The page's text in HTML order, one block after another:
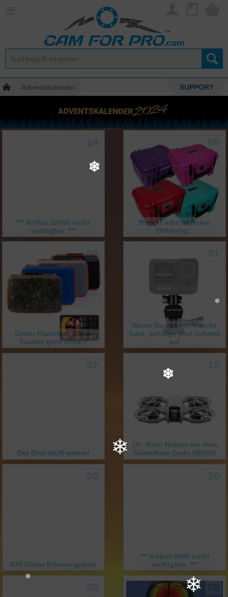
Adventskalender SUPPORT
❄
❄
❄
❄
*** Artikel 12505 nicht
verfügbar. ***
Bring Farbe in Deine
Ordnung...
Unser Klassiker. Diese
Tasche geht immer!
03
Wenn Du ihn noch nicht
hast, schlage jetzt schnell
zu!
Der Deal läuft weiter!
10.- Euro Rabatt mit dem
Gutschein Code NEO10
$70 Dollar Bitcoin gratis!
*** Artikel 9405 nicht
verfügbar. ***
08